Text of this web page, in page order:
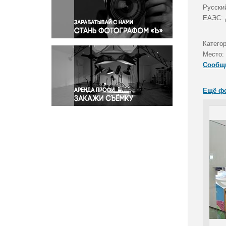
Правосудие
Происшествия и конфликты
Религия
Светская жизнь
Спорт
Экология
Экономика и бизнес
ЕАЭС:
Место:
Ещё